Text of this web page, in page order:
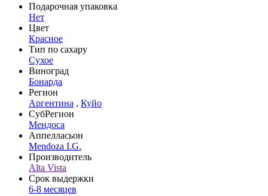
Подарочная упаковка
Нет
Цвет
Красное
Тип по сахару
Сухое
Виноград
Бонарда
Регион
Аргентина , Куйо
СубРегион
Мендоса
Аппелласьон
Mendoza I.G.
Производитель
Alta Vista
Срок выдержки
6-8 месяцев